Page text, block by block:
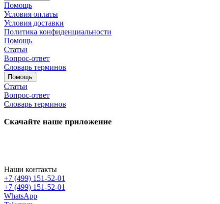
Помощь
Условия оплаты
Условия доставки
Политика конфиденциальности
Помощь
Статьи
Вопрос-ответ
Словарь терминов
Помощь
Статьи
Вопрос-ответ
Словарь терминов
Скачайте наше приложение
Наши контакты
+7 (499) 151-52-01
+7 (499) 151-52-01
WhatsApp